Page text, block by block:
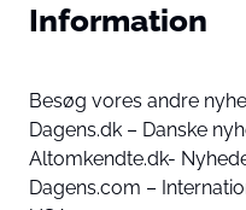
Information
Besøg vores andre
Dagens.dk – Danske
Altomkendte.dk-
Dagens.com –